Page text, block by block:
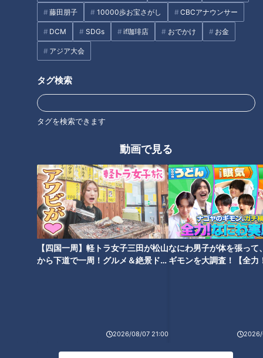
藤田朋子 10000歩お宝さがし CBCアナウンサー
DCM SDGs if珈琲店 おでかけ お金
アジア大会
タグ検索
タグを検索できます
動画で見る
【四国一周】軽トラ女子三田が松山
から下道で一周！グルメ＆絶景ドラ
2026/08/07 21:00
なにわ男子が体を張って
ギモンを大調査！【全力
2026/
オススメ関連コンテンツ
「どうせ自分なんか」障害のあ
る非行少年…孤立から防ぐには
人の目が怖い“視線恐怖症” のプ
ロボクサー ひきこもりだった青
【ガン闘病‥涙の真相】繁華街
で鶏とお散歩！？謎の“ニワトリ
おじさん”に密着
兵士を看病した戦時中からずっ
と現役‥「仕事がある限り働き
続ける」97歳の看護師の生き方
余命を知った母から“自閉症”の
伝えたかったこと。「人生の節